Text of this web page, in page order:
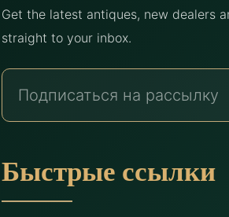
Get the latest antiques, new dealers
straight to your inbox.
Быстрые ссылки